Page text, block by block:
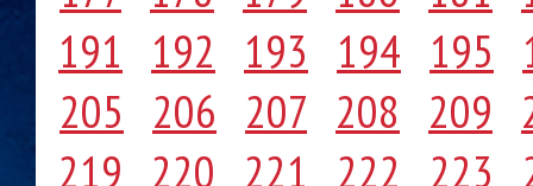
191 192 193 194 195
205 206 207 208 209
219 220 221 222 223